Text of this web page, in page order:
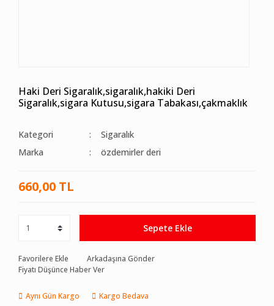
Haki Deri Sigaralık,sigaralık,hakiki Deri
Sigaralık,sigara Kutusu,sigara Tabakası,çakmaklık
Kategori
Sigaralık
Marka
özdemirler deri
660,00 TL
Sepete Ekle
Favorilere Ekle
Arkadaşına Gönder
Fiyatı Düşünce Haber Ver
Aynı Gün Kargo Kargo Bedava